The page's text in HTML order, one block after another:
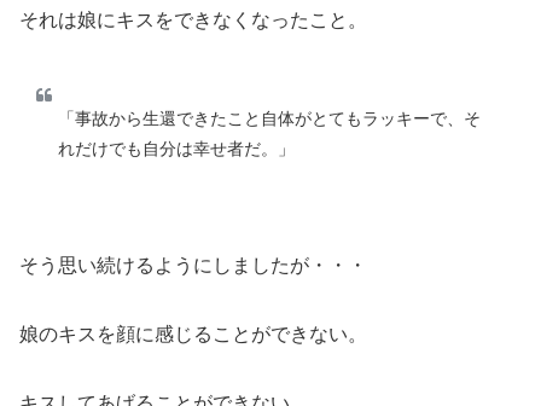
それは娘にキスをできなくなったこと。
「事故から生還できたこと自体がとてもラッキーで、そ
れだけでも自分は幸せ者だ。」
そう思い続けるようにしましたが・・・
娘のキスを顔に感じることができない。